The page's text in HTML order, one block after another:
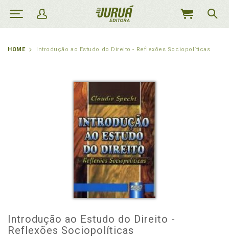
MEU
HOME Introdução ao Estudo do Direito - Reflexões Sociopolíticas
Introdução ao Estudo do Direito -
Reflexões Sociopolíticas